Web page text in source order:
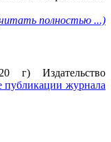
полностью ...)
г) Издательство
публикации журнала